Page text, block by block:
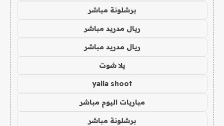
برشلونة مباشر
ريال مدريد مباشر
ريال مدريد مباشر
يلا شوت
yalla shoot
مباريات اليوم مباشر
برشلونة مباشر